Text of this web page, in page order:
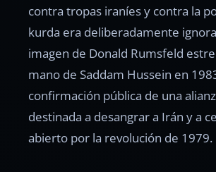
contra tropas iraníes y contra la
kurda era deliberadamente
imagen de Donald Rumsfeld
mano de Saddam Hussein en
confirmación pública de una
destinada a desangrar a Irán y a
abierto por la revolución de 1979.